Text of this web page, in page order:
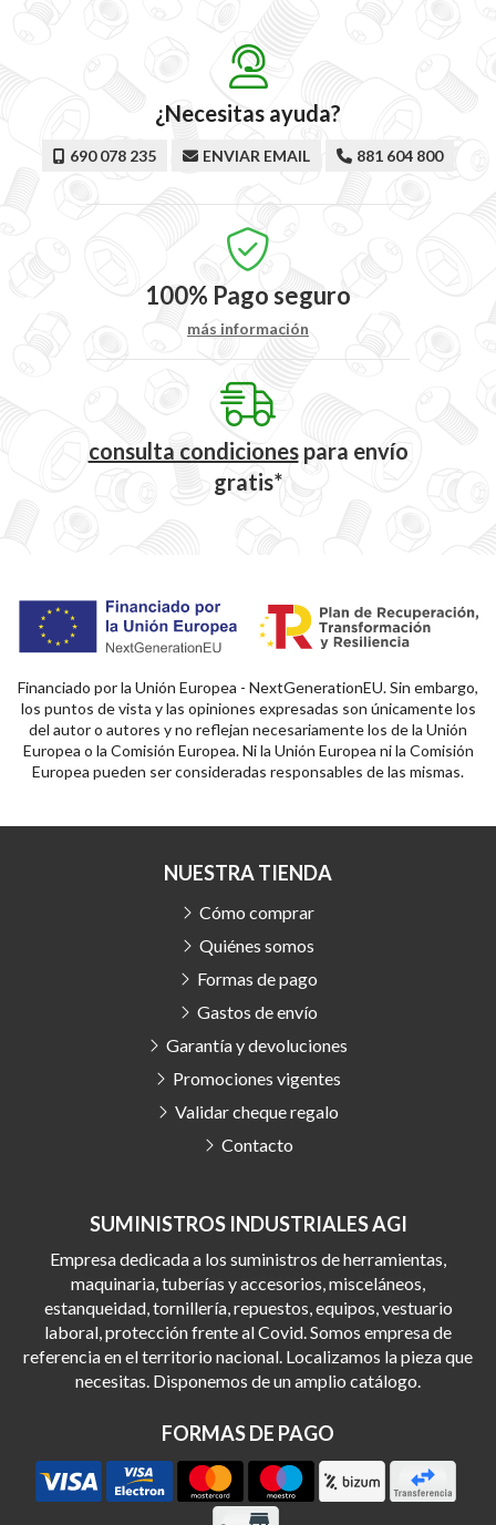
¿Necesitas ayuda?
690 078 235 ENVIAR EMAIL 881 604 800
100% Pago seguro
más información
consulta condicionespara envío
gratis*
Financiado por la Unión Europea - NextGenerationEU. Sin embargo,
los puntos de vista y las opiniones expresadas son únicamente los
del autor o autores y no reflejan necesariamente los de la Unión
Europea o la Comisión Europea. Ni la Unión Europea ni la Comisión
Europea pueden ser consideradas responsables de las mismas.
SUMINISTROS INDUSTRIALES AGI
Empresa dedicada a los suministros de herramientas,
maquinaria, tuberías y accesorios, misceláneos,
estanqueidad, tornillería, repuestos, equipos, vestuario
laboral, protección frente al Covid. Somos empresa de
referencia en el territorio nacional. Localizamos la pieza que
necesitas. Disponemos de un amplio catálogo.
FORMAS DE PAGO
NUESTRA TIENDA
Cómo comprar
Quiénes somos
Formas de pago
Gastos de envío
Garantía y devoluciones
Promociones vigentes
Validar cheque regalo
Contacto